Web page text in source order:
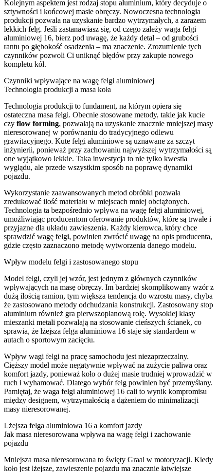
Kolejnym aspektem jest rodzaj stopu aluminium, który decyduje o
sztywności i końcowej masie obręczy. Nowoczesna technologia
produkcji pozwala na uzyskanie bardzo wytrzymałych, a zarazem
lekkich felg. Jeśli zastanawiasz się, od czego zależy waga felgi
aluminiowej 16, bierz pod uwagę, że każdy detal – od grubości
rantu po głębokość osadzenia – ma znaczenie. Zrozumienie tych
czynników pozwoli Ci uniknąć błędów przy zakupie nowego
kompletu kół.
Czynniki wpływające na wagę felgi aluminiowej
Technologia produkcji a masa koła
Technologia produkcji to fundament, na którym opiera się
ostateczna masa felgi. Obecnie stosowane metody, takie jak kucie
czy flow forming, pozwalają na uzyskanie znacznie mniejszej masy
nieresorowanej w porównaniu do tradycyjnego odlewu
grawitacyjnego. Kute felgi aluminiowe są uznawane za szczyt
inżynierii, ponieważ przy zachowaniu najwyższej wytrzymałości są
one wyjątkowo lekkie. Taka inwestycja to nie tylko kwestia
wyglądu, ale przede wszystkim sposób na poprawę dynamiki
pojazdu.
Wykorzystanie zaawansowanych metod obróbki pozwala
zredukować ilość materiału w miejscach mniej obciążonych.
Technologia ta bezpośrednio wpływa na wagę felgi aluminiowej,
umożliwiając producentom oferowanie produktów, które są trwałe i
przyjazne dla układu zawieszenia. Każdy kierowca, który chce
sprawdzić wagę felgi, powinien zwrócić uwagę na opis producenta,
gdzie często zaznaczono metodę wytworzenia danego modelu.
Wpływ modelu felgi i zastosowanego stopu
Model felgi, czyli jej wzór, jest jednym z głównych czynników
wpływających na masę obręczy. Im bardziej skomplikowany wzór z
dużą ilością ramion, tym większa tendencja do wzrostu masy, chyba
że zastosowano metody odchudzania konstrukcji. Zastosowany stop
aluminium również gra pierwszoplanową rolę. Wysokiej klasy
mieszanki metali pozwalają na stosowanie cieńszych ścianek, co
sprawia, że lżejsza felga aluminiowa 16 staje się standardem w
autach o sportowym zacięciu.
Wpływ wagi felgi na pracę samochodu jest niezaprzeczalny.
Cięższy model może negatywnie wpływać na zużycie paliwa oraz
komfort jazdy, ponieważ koło o dużej masie trudniej wprowadzić w
ruch i wyhamować. Dlatego wybór felg powinien być przemyślany.
Pamiętaj, że waga felgi aluminiowej 16 cali to wynik kompromisu
między designem, wytrzymałością a dążeniem do minimalizacji
masy nieresorowanej.
Lżejsza felga aluminiowa 16 a komfort jazdy
Jak masa nieresorowana wpływa na wagę felgi i zachowanie
pojazdu
Mniejsza masa nieresorowana to święty Graal w motoryzacji. Kiedy
koło jest lżejsze, zawieszenie pojazdu ma znacznie łatwiejsze